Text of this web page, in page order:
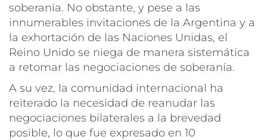
soberanía. No obstante, y pese a las
innumerables invitaciones de la Argentina y a
la exhortación de las Naciones Unidas, el
Reino Unido se niega de manera sistemática
a retomar las negociaciones de soberanía.
A su vez, la comunidad internacional ha
reiterado la necesidad de reanudar las
negociaciones bilaterales a la brevedad
posible, lo que fue expresado en 10